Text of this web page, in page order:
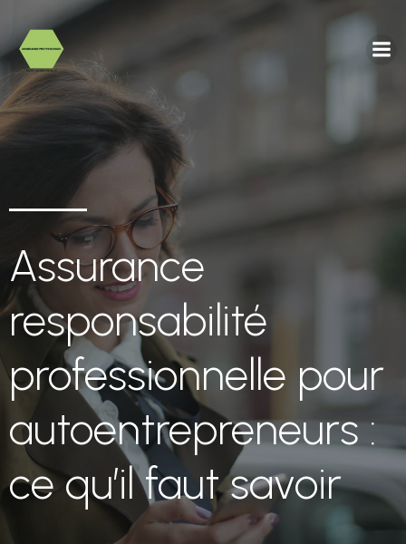
Assurance
responsabilité
professionnelle pour
autoentrepreneurs :
ce qu’il faut savoir